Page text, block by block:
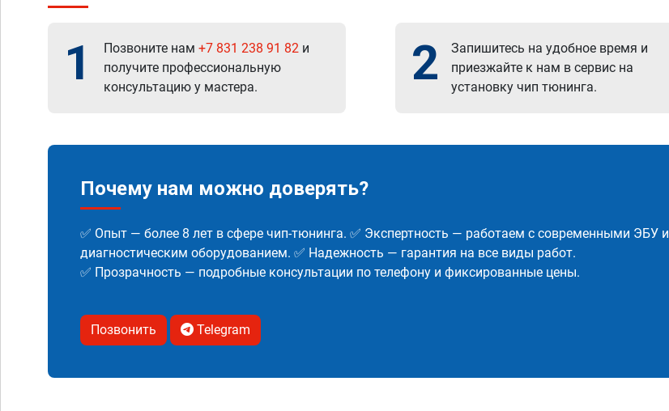
1 Позвоните нам +7 831 238 91 82 и
получите профессиональную
консультацию у мастера.
2
Запишитесь на удобное время и
приезжайте к нам в сервис на
установку чип тюнинга.
Почему нам можно доверять?
✅ Опыт — более 8 лет в сфере чип-тюнинга. ✅ Экспертность — работаем с современными ЭБУ и
диагностическим оборудованием. ✅ Надежность — гарантия на все виды работ.
✅ Прозрачность — подробные консультации по телефону и фиксированные цены.
Позвонить Telegram